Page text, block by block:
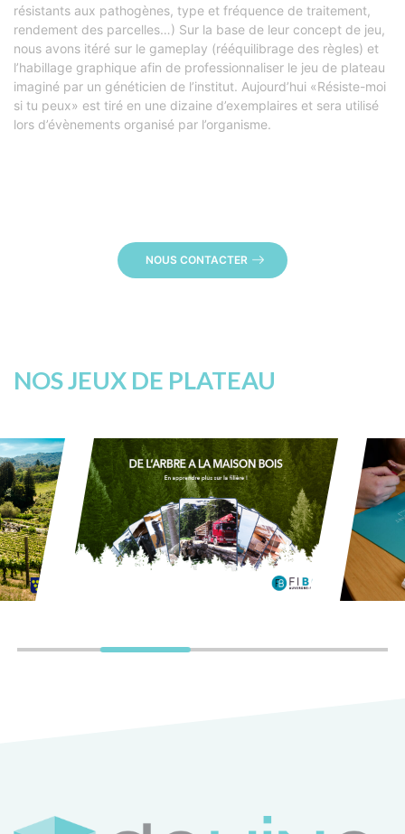
résistants aux pathogènes, type et fréquence de traitement,
rendement des parcelles…) Sur la base de leur concept de jeu,
nous avons itéré sur le gameplay (rééquilibrage des règles) et
l’habillage graphique afin de professionnaliser le jeu de plateau
imaginé par un généticien de l’institut. Aujourd’hui «Résiste-moi
si tu peux» est tiré en une dizaine d’exemplaires et sera utilisé
lors d’évènements organisé par l’organisme.
NOUS CONTACTER
NOS JEUX DE PLATEAU